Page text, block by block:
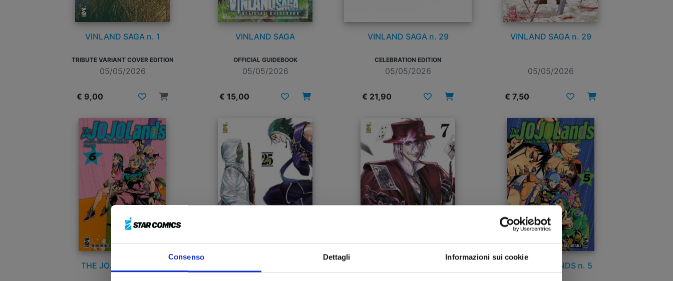
Consenso Dettagli Informazioni sui cookie
VINLAND SAGA n. 1
TRIBUTE VARIANT COVER EDITION
05/05/2026
€ 9,00
VINLAND SAGA
OFFICIAL GUIDEBOOK
05/05/2026
€ 15,00
VINLAND SAGA n. 29
CELEBRATION EDITION
05/05/2026
€ 21,90
VINLAND SAGA n. 29
05/05/2026
€ 7,50
THE JOJOLANDS n. 6
25
LO STRANO CASO DI JACK
THE JOJOLANDS n. 5